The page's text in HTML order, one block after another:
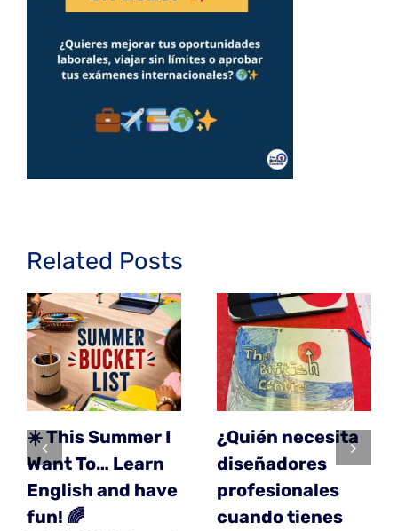
Related Posts
☀️ This Summer I
Want To… Learn
English and have
fun! 🌈
¿Quién necesita
diseñadores
profesionales
cuando tienes